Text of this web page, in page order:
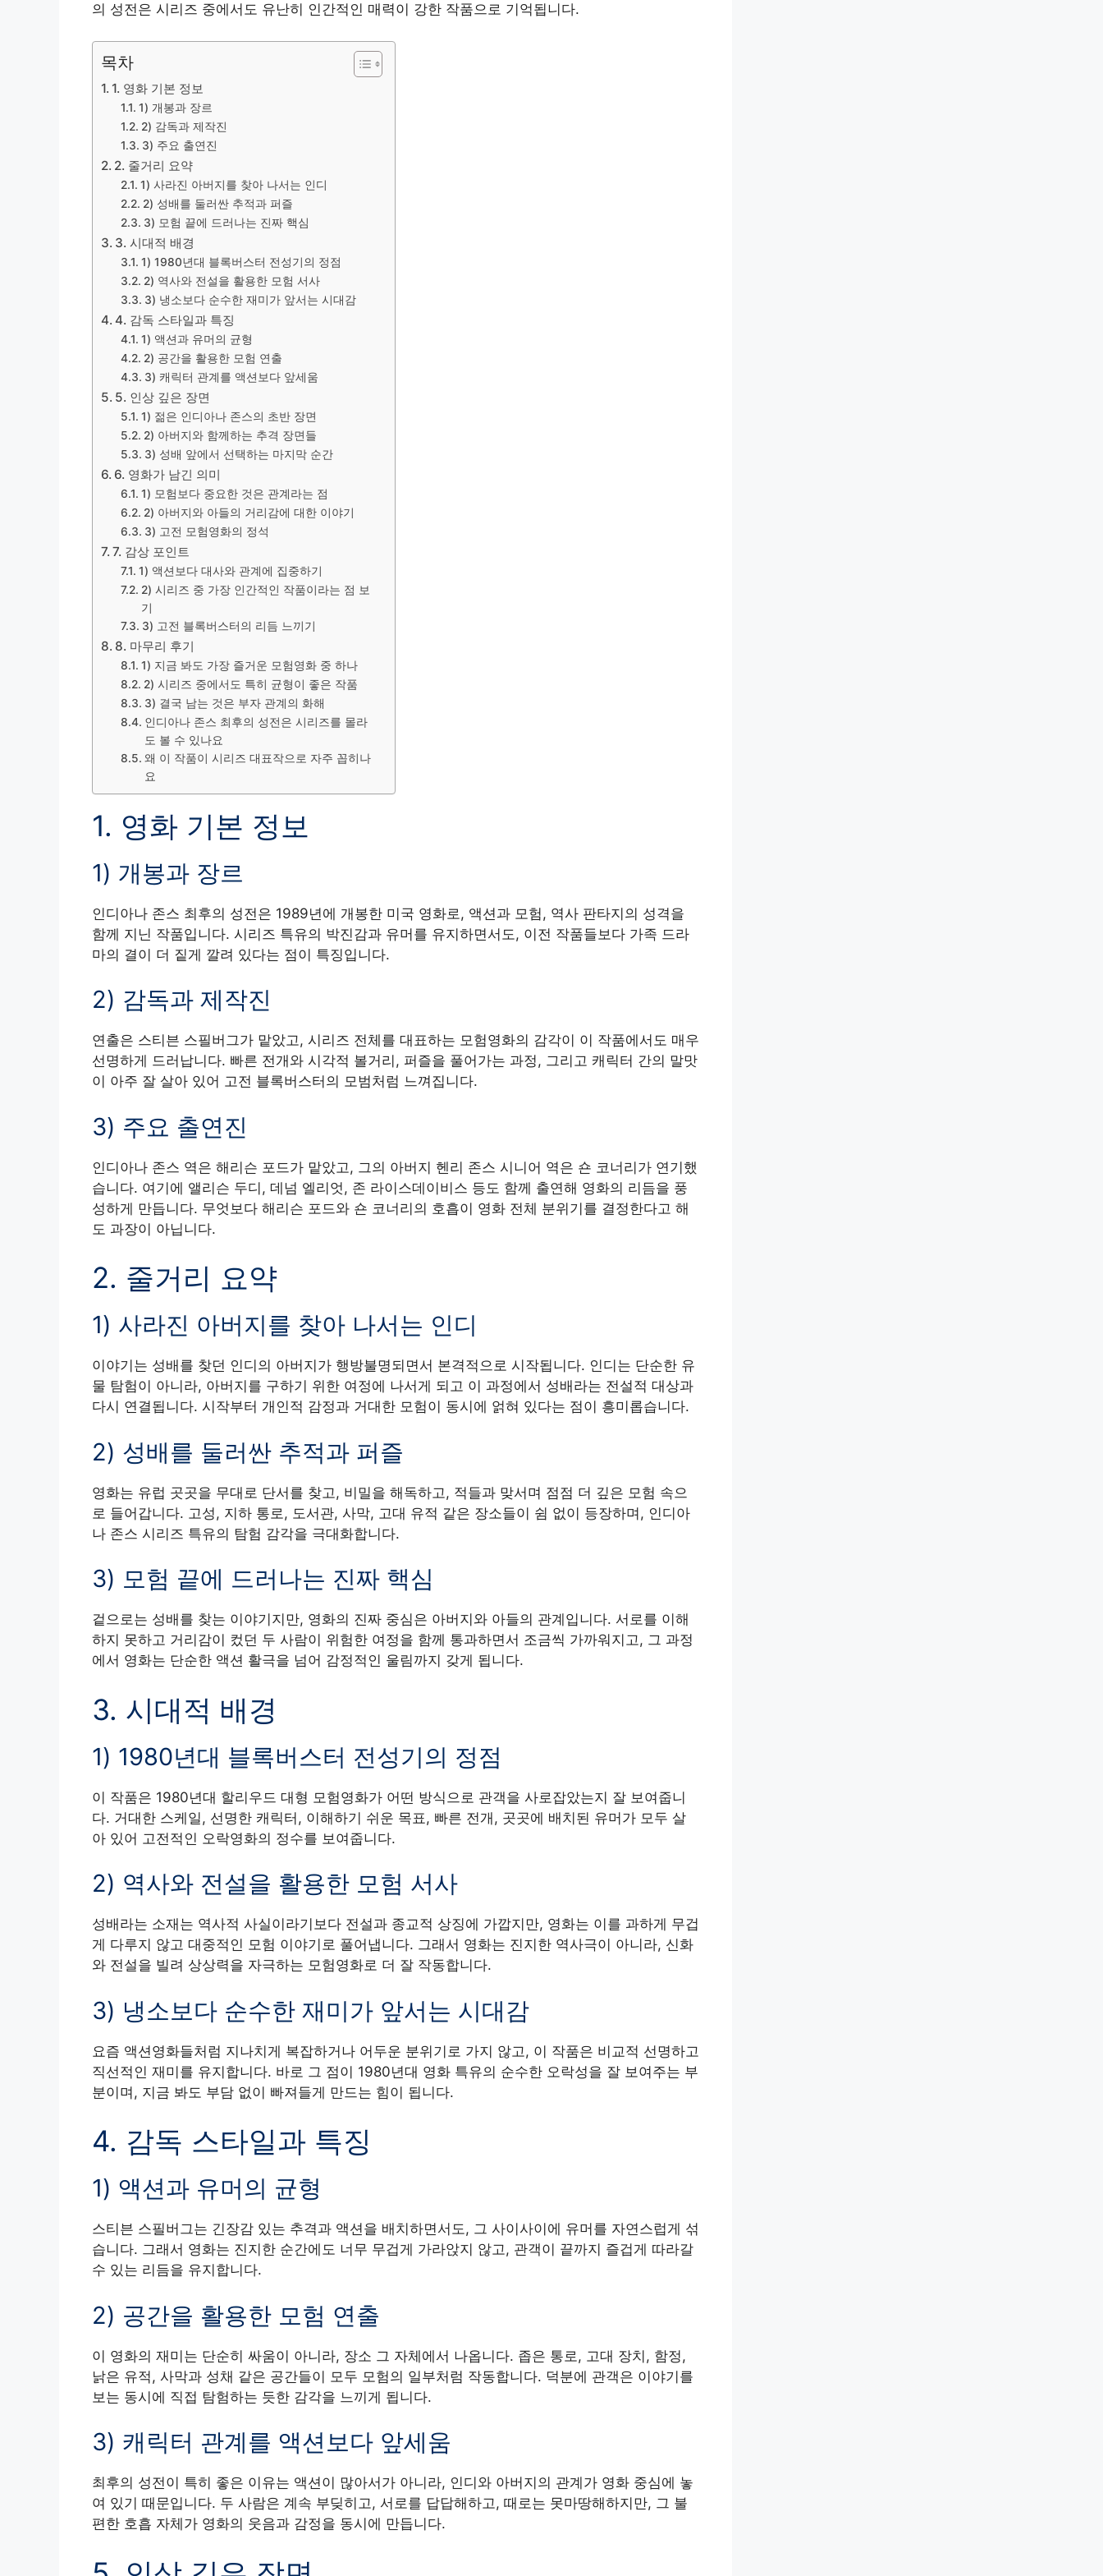
의 성전은 시리즈 중에서도 유난히 인간적인 매력이 강한 작품으로 기억됩니다.
목차
1. 영화 기본 정보
1) 개봉과 장르
2) 감독과 제작진
3) 주요 출연진
2. 줄거리 요약
1) 사라진 아버지를 찾아 나서는 인디
2) 성배를 둘러싼 추적과 퍼즐
3) 모험 끝에 드러나는 진짜 핵심
3. 시대적 배경
1) 1980년대 블록버스터 전성기의 정점
2) 역사와 전설을 활용한 모험 서사
3) 냉소보다 순수한 재미가 앞서는 시대감
4. 감독 스타일과 특징
1) 액션과 유머의 균형
2) 공간을 활용한 모험 연출
3) 캐릭터 관계를 액션보다 앞세움
5. 인상 깊은 장면
1) 젊은 인디아나 존스의 초반 장면
2) 아버지와 함께하는 추격 장면들
3) 성배 앞에서 선택하는 마지막 순간
6. 영화가 남긴 의미
1) 모험보다 중요한 것은 관계라는 점
2) 아버지와 아들의 거리감에 대한 이야기
3) 고전 모험영화의 정석
7. 감상 포인트
1) 액션보다 대사와 관계에 집중하기
2) 시리즈 중 가장 인간적인 작품이라는 점 보
기
3) 고전 블록버스터의 리듬 느끼기
8. 마무리 후기
1) 지금 봐도 가장 즐거운 모험영화 중 하나
2) 시리즈 중에서도 특히 균형이 좋은 작품
3) 결국 남는 것은 부자 관계의 화해
인디아나 존스 최후의 성전은 시리즈를 몰라
도 볼 수 있나요
왜 이 작품이 시리즈 대표작으로 자주 꼽히나
요
1. 영화 기본 정보
1) 개봉과 장르
인디아나 존스 최후의 성전은 1989년에 개봉한 미국 영화로, 액션과 모험, 역사 판타지의 성격을
함께 지닌 작품입니다. 시리즈 특유의 박진감과 유머를 유지하면서도, 이전 작품들보다 가족 드라
마의 결이 더 짙게 깔려 있다는 점이 특징입니다.
2) 감독과 제작진
연출은 스티븐 스필버그가 맡았고, 시리즈 전체를 대표하는 모험영화의 감각이 이 작품에서도 매우
선명하게 드러납니다. 빠른 전개와 시각적 볼거리, 퍼즐을 풀어가는 과정, 그리고 캐릭터 간의 말맛
이 아주 잘 살아 있어 고전 블록버스터의 모범처럼 느껴집니다.
3) 주요 출연진
인디아나 존스 역은 해리슨 포드가 맡았고, 그의 아버지 헨리 존스 시니어 역은 숀 코너리가 연기했
습니다. 여기에 앨리슨 두디, 데넘 엘리엇, 존 라이스데이비스 등도 함께 출연해 영화의 리듬을 풍
성하게 만듭니다. 무엇보다 해리슨 포드와 숀 코너리의 호흡이 영화 전체 분위기를 결정한다고 해
도 과장이 아닙니다.
2. 줄거리 요약
1) 사라진 아버지를 찾아 나서는 인디
이야기는 성배를 찾던 인디의 아버지가 행방불명되면서 본격적으로 시작됩니다. 인디는 단순한 유
물 탐험이 아니라, 아버지를 구하기 위한 여정에 나서게 되고 이 과정에서 성배라는 전설적 대상과
다시 연결됩니다. 시작부터 개인적 감정과 거대한 모험이 동시에 얽혀 있다는 점이 흥미롭습니다.
2) 성배를 둘러싼 추적과 퍼즐
영화는 유럽 곳곳을 무대로 단서를 찾고, 비밀을 해독하고, 적들과 맞서며 점점 더 깊은 모험 속으
로 들어갑니다. 고성, 지하 통로, 도서관, 사막, 고대 유적 같은 장소들이 쉼 없이 등장하며, 인디아
나 존스 시리즈 특유의 탐험 감각을 극대화합니다.
3) 모험 끝에 드러나는 진짜 핵심
겉으로는 성배를 찾는 이야기지만, 영화의 진짜 중심은 아버지와 아들의 관계입니다. 서로를 이해
하지 못하고 거리감이 컸던 두 사람이 위험한 여정을 함께 통과하면서 조금씩 가까워지고, 그 과정
에서 영화는 단순한 액션 활극을 넘어 감정적인 울림까지 갖게 됩니다.
3. 시대적 배경
1) 1980년대 블록버스터 전성기의 정점
이 작품은 1980년대 할리우드 대형 모험영화가 어떤 방식으로 관객을 사로잡았는지 잘 보여줍니
다. 거대한 스케일, 선명한 캐릭터, 이해하기 쉬운 목표, 빠른 전개, 곳곳에 배치된 유머가 모두 살
아 있어 고전적인 오락영화의 정수를 보여줍니다.
2) 역사와 전설을 활용한 모험 서사
성배라는 소재는 역사적 사실이라기보다 전설과 종교적 상징에 가깝지만, 영화는 이를 과하게 무겁
게 다루지 않고 대중적인 모험 이야기로 풀어냅니다. 그래서 영화는 진지한 역사극이 아니라, 신화
와 전설을 빌려 상상력을 자극하는 모험영화로 더 잘 작동합니다.
3) 냉소보다 순수한 재미가 앞서는 시대감
요즘 액션영화들처럼 지나치게 복잡하거나 어두운 분위기로 가지 않고, 이 작품은 비교적 선명하고
직선적인 재미를 유지합니다. 바로 그 점이 1980년대 영화 특유의 순수한 오락성을 잘 보여주는 부
분이며, 지금 봐도 부담 없이 빠져들게 만드는 힘이 됩니다.
4. 감독 스타일과 특징
1) 액션과 유머의 균형
스티븐 스필버그는 긴장감 있는 추격과 액션을 배치하면서도, 그 사이사이에 유머를 자연스럽게 섞
습니다. 그래서 영화는 진지한 순간에도 너무 무겁게 가라앉지 않고, 관객이 끝까지 즐겁게 따라갈
수 있는 리듬을 유지합니다.
2) 공간을 활용한 모험 연출
이 영화의 재미는 단순히 싸움이 아니라, 장소 그 자체에서 나옵니다. 좁은 통로, 고대 장치, 함정,
낡은 유적, 사막과 성채 같은 공간들이 모두 모험의 일부처럼 작동합니다. 덕분에 관객은 이야기를
보는 동시에 직접 탐험하는 듯한 감각을 느끼게 됩니다.
3) 캐릭터 관계를 액션보다 앞세움
최후의 성전이 특히 좋은 이유는 액션이 많아서가 아니라, 인디와 아버지의 관계가 영화 중심에 놓
여 있기 때문입니다. 두 사람은 계속 부딪히고, 서로를 답답해하고, 때로는 못마땅해하지만, 그 불
편한 호흡 자체가 영화의 웃음과 감정을 동시에 만듭니다.